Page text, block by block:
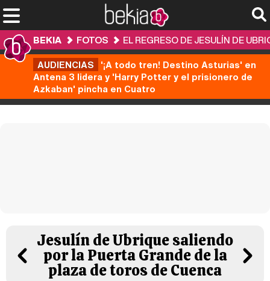
BEKIA FOTOS
EL REGRESO DE JESULÍN DE
AUDIENCIAS '¡A todo tren! Destino Asturias' en
Antena 3 lidera y 'Harry Potter y el prisionero de
Azkaban' pincha en Cuatro
Jesulín de Ubrique saliendo
por la Puerta Grande de la
plaza de toros de Cuenca